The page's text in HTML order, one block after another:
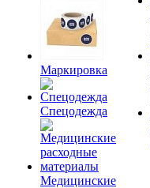
Маркировка
Спецодежда
Медицинские